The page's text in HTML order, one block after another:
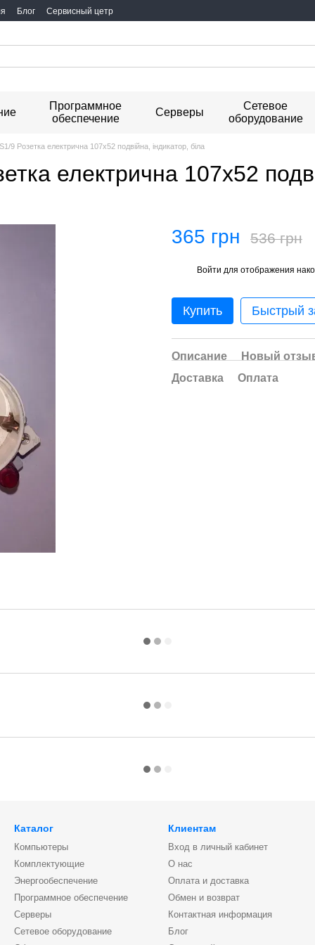
Блог Сервисный цетр
Программное
обеспечение
Серверы
Сетевое
оборудование
9 Розетка електрична 107х52 подвійна, індикатор, біла
електрична 107х52
365 грн 536 грн
Войти для отображения
Купить Быстрый
Описание
Новый
Доставка
Оплата
Каталог
Компьютеры
Комплектующие
Энергообеспечение
Программное обеспечение
Серверы
Сетевое оборудование
Клиентам
Вход в личный кабинет
О нас
Оплата и доставка
Обмен и возврат
Контактная информация
Блог